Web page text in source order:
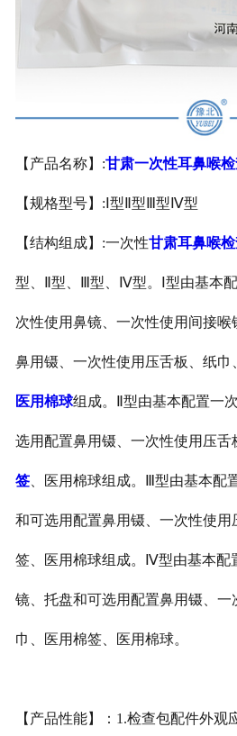
甘肃
甘肃
甘肃
【产品名称】:甘肃一次性耳鼻喉
【规格型号】:Ⅰ型Ⅱ型Ⅲ型Ⅳ型
【结构组成】:一次性甘肃耳鼻喉
型、Ⅱ型、Ⅲ型、Ⅳ型。Ⅰ型由基本
次性使用鼻镜、一次性使用间接
鼻用镊、一次性使用压舌板、纸巾
医用棉球组成。Ⅱ型由基本配置一
选用配置鼻用镊、一次性使用压舌
签、医用棉球组成。Ⅲ型由基本配
和可选用配置鼻用镊、一次性使用
签、医用棉球组成。Ⅳ型由基本配
镜、托盘和可选用配置鼻用镊、一
巾、医用棉签、医用棉球。
【产品性能】：1.检查包配件外观